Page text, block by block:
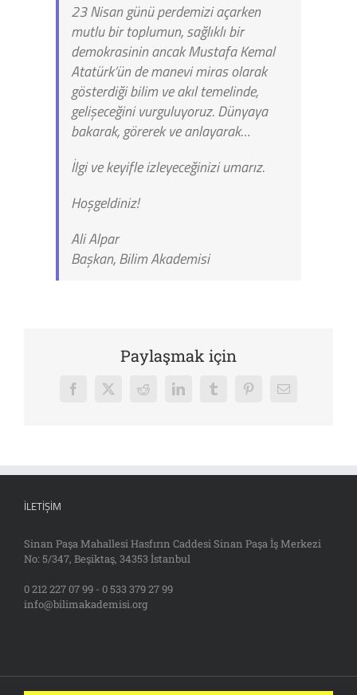
23 Nisan günü perdemizi açarken
mutlu bir toplumun, sağlıklı bir
demokrasinin ancak Mustafa Kemal
Atatürk’ün de manevi miras olarak
gösterdiği bilim ve akıl temelinde,
gelişeceğini vurguluyoruz. Dünyaya
bakarak, görerek ve anlayarak…
İlgi ve keyifle izleyeceğinizi umarız.
Hoşgeldiniz!
Ali Alpar
Başkan, Bilim Akademisi
Paylaşmak için
Facebook
X Reddit LinkedInTumblrPinterest
E-
İLETIŞIM
Sinan Paşa Mahallesi Hasfırın Caddesi Sinan Paşa İş Merkezi
No: 5/347, Beşiktaş, 34353 İstanbul
0 212 227 07 99 - 0 533 379 27 99
info@bilimakademisi.org